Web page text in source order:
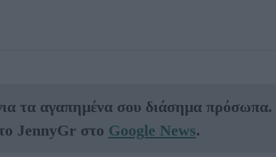
τα αγαπημένα σου διάσημα πρόσωπα.
JennyGr στο Google News.